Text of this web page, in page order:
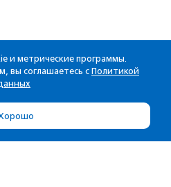
и метрические программы.
вы соглашаетесь с Политикой